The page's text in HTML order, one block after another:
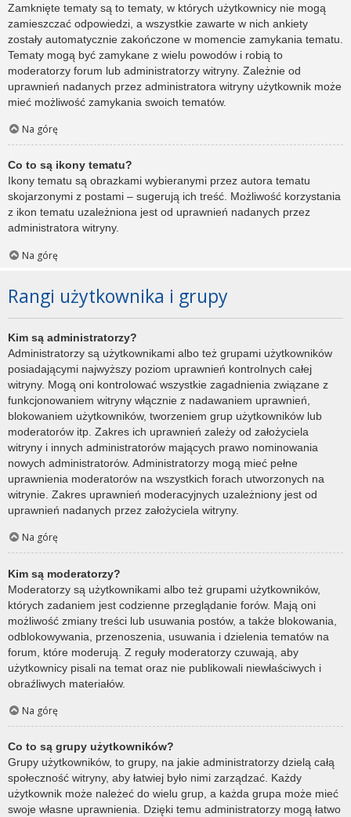
Zamknięte tematy są to tematy, w których użytkownicy nie mogą
zamieszczać odpowiedzi, a wszystkie zawarte w nich ankiety
zostały automatycznie zakończone w momencie zamykania tematu.
Tematy mogą być zamykane z wielu powodów i robią to
moderatorzy forum lub administratorzy witryny. Zależnie od
uprawnień nadanych przez administratora witryny użytkownik może
mieć możliwość zamykania swoich tematów.
Na górę
Co to są ikony tematu?
Ikony tematu są obrazkami wybieranymi przez autora tematu
skojarzonymi z postami – sugerują ich treść. Możliwość korzystania
z ikon tematu uzależniona jest od uprawnień nadanych przez
administratora witryny.
Na górę
Rangi użytkownika i grupy
Kim są administratorzy?
Administratorzy są użytkownikami albo też grupami użytkowników
posiadającymi najwyższy poziom uprawnień kontrolnych całej
witryny. Mogą oni kontrolować wszystkie zagadnienia związane z
funkcjonowaniem witryny włącznie z nadawaniem uprawnień,
blokowaniem użytkowników, tworzeniem grup użytkowników lub
moderatorów itp. Zakres ich uprawnień zależy od założyciela
witryny i innych administratorów mających prawo nominowania
nowych administratorów. Administratorzy mogą mieć pełne
uprawnienia moderatorów na wszystkich forach utworzonych na
witrynie. Zakres uprawnień moderacyjnych uzależniony jest od
uprawnień nadanych przez założyciela witryny.
Na górę
Kim są moderatorzy?
Moderatorzy są użytkownikami albo też grupami użytkowników,
których zadaniem jest codzienne przeglądanie forów. Mają oni
możliwość zmiany treści lub usuwania postów, a także blokowania,
odblokowywania, przenoszenia, usuwania i dzielenia tematów na
forum, które moderują. Z reguły moderatorzy czuwają, aby
użytkownicy pisali na temat oraz nie publikowali niewłaściwych i
obraźliwych materiałów.
Na górę
Co to są grupy użytkowników?
Grupy użytkowników, to grupy, na jakie administratorzy dzielą całą
społeczność witryny, aby łatwiej było nimi zarządzać. Każdy
użytkownik może należeć do wielu grup, a każda grupa może mieć
swoje własne uprawnienia. Dzięki temu administratorzy mogą łatwo